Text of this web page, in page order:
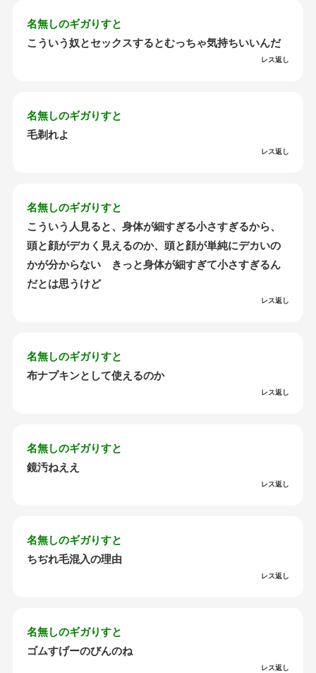
名無しのギガりすと
こういう奴とセックスするとむっちゃ気持ちいいんだ
レス返し
名無しのギガりすと
毛剃れよ
レス返し
名無しのギガりすと
こういう人見ると、身体が細すぎる小さすぎるから、
頭と顔がデカく見えるのか、頭と顔が単純にデカいの
かが分からない きっと身体が細すぎて小さすぎるん
だとは思うけど
レス返し
名無しのギガりすと
布ナプキンとして使えるのか
レス返し
名無しのギガりすと
鏡汚ねええ
レス返し
名無しのギガりすと
ちぢれ毛混入の理由
レス返し
名無しのギガりすと
ゴムすげーのびんのね
レス返し